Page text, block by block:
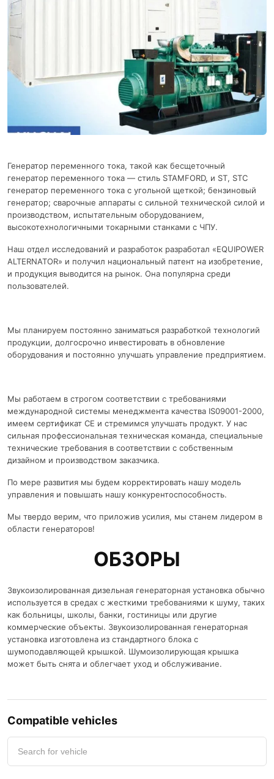
Генератор переменного тока, такой как бесщеточный
генератор переменного тока — стиль STAMFORD, и ST, STC
генератор переменного тока с угольной щеткой; бензиновый
генератор; сварочные аппараты с сильной технической силой и
производством, испытательным оборудованием,
высокотехнологичными токарными станками с ЧПУ.
Наш отдел исследований и разработок разработал «EQUIPOWER
ALTERNATOR» и получил национальный патент на изобретение,
и продукция выводится на рынок. Она популярна среди
пользователей.
Мы планируем постоянно заниматься разработкой технологий
продукции, долгосрочно инвестировать в обновление
оборудования и постоянно улучшать управление предприятием.
Мы работаем в строгом соответствии с требованиями
международной системы менеджмента качества IS09001-2000,
имеем сертификат CE и стремимся улучшать продукт. У нас
сильная профессиональная техническая команда, специальные
технические требования в соответствии с собственным
дизайном и производством заказчика.
По мере развития мы будем корректировать нашу модель
управления и повышать нашу конкурентоспособность.
Мы твердо верим, что приложив усилия, мы станем лидером в
области генераторов!
ОБЗОРЫ
Звукоизолированная дизельная генераторная установка обычно
используется в средах с жесткими требованиями к шуму, таких
как больницы, школы, банки, гостиницы или другие
коммерческие объекты. Звукоизолированная генераторная
установка изготовлена ​​из стандартного блока с
шумоподавляющей крышкой. Шумоизолирующая крышка
может быть снята и облегчает уход и обслуживание.
Compatible vehicles